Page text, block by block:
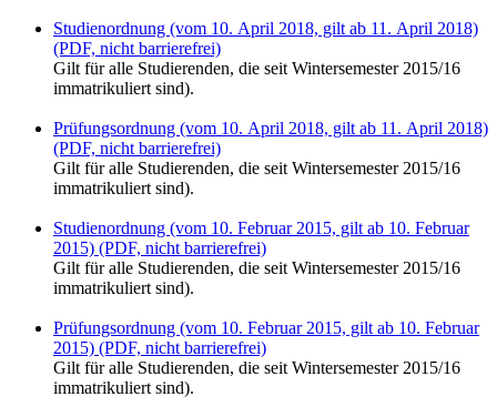
Studienordnung (vom 10. April 2018, gilt ab 11. April 2018)
(PDF, nicht barrierefrei)
Gilt für alle Studierenden, die seit Wintersemester 2015/16
immatrikuliert sind).
Prüfungsordnung (vom 10. April 2018, gilt ab 11. April 2018)
(PDF, nicht barrierefrei)
Gilt für alle Studierenden, die seit Wintersemester 2015/16
immatrikuliert sind).
Studienordnung (vom 10. Februar 2015, gilt ab 10. Februar
2015) (PDF, nicht barrierefrei)
Gilt für alle Studierenden, die seit Wintersemester 2015/16
immatrikuliert sind).
Prüfungsordnung (vom 10. Februar 2015, gilt ab 10. Februar
2015) (PDF, nicht barrierefrei)
Gilt für alle Studierenden, die seit Wintersemester 2015/16
immatrikuliert sind).